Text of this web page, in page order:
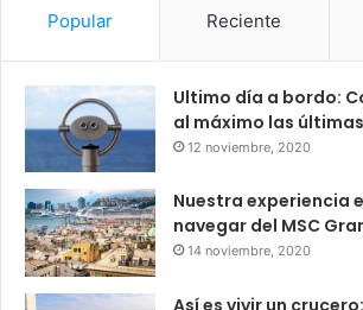
Popular Reciente
Ultimo día a bordo:
al máximo las
12 noviembre, 2020
Nuestra experiencia
navegar del MSC
14 noviembre, 2020
Así es vivir un